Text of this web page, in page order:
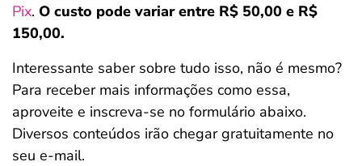
Pix. O custo pode variar entre R$ 50,00 e R$
150,00.
Interessante saber sobre tudo isso, não é mesmo?
Para receber mais informações como essa,
aproveite e inscreva-se no formulário abaixo.
Diversos conteúdos irão chegar gratuitamente no
seu e-mail.